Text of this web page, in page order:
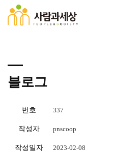
블로그
번호 337
작성자 pnscoop
작성일자 2023-02-08